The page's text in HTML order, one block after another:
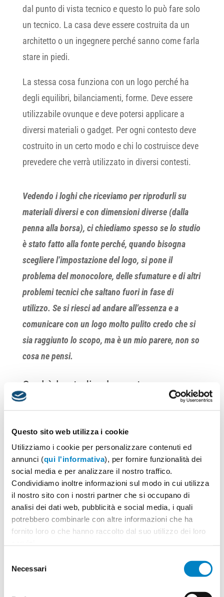
Questo sito web utilizza i cookie
Utilizziamo i cookie per personalizzare contenuti ed
annunci (qui l'informativa), per fornire funzionalità dei
social media e per analizzare il nostro traffico.
Condividiamo inoltre informazioni sul modo in cui utilizza
il nostro sito con i nostri partner che si occupano di
analisi dei dati web, pubblicità e social media, i quali
potrebbero combinarle con altre informazioni che ha
fornito loro o che hanno raccolto dal suo utilizzo dei loro
delNecessari
dal punto di vista tecnico e questo lo può fare solo
un tecnico. La casa deve essere costruita da un
architetto o un ingegnere perché sanno come farla
stare in piedi.
La stessa cosa funziona con un logo perché ha
degli equilibri, bilanciamenti, forme. Deve essere
utilizzabile ovunque e deve potersi applicare a
diversi materiali o gadget. Per ogni contesto deve
costruito in un certo modo e chi lo costruisce deve
prevedere che verrà utilizzato in diversi contesti.
Vedendo i loghi che riceviamo per riprodurli su
materiali diversi e con dimensioni diverse (dalla
penna alla borsa), ci chiediamo spesso se lo studio
è stato fatto alla fonte perché, quando bisogna
scegliere l’impostazione del logo, si pone il
problema del monocolore, delle sfumature e di altri
problemi tecnici che saltano fuori in fase di
utilizzo. Se si riesci ad andare all’essenza e a
comunicare con un logo molto pulito credo che si
sia raggiunto lo scopo, ma è un mio parere, non so
cosa ne pensi.
Qual è lo studio che porta su una
direzione invece di un’altra?
in bianco e nero perché mi concentro sulle forme.
Lo costruisco pezzo per pezzo partendo dalla
forma e utilizzando il nero sul bianco per creare un
logo monocromatico piatto.
Negli step successivi comincio ad aggiungere
colore e sfumature (anche se non sono molto a